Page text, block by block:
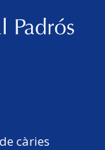
càries